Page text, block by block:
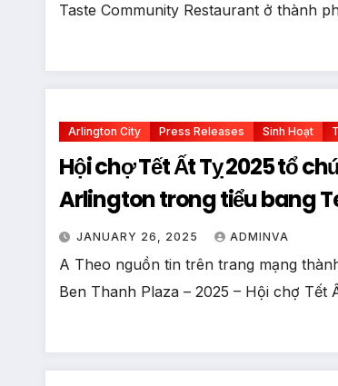
Taste Community Restaurant ở thành
Arlington City Press Releases Sinh Hoạt
Hội chợ Tết Ất Tỵ 2025 tổ chức
Arlington trong tiểu bang
JANUARY 26, 2025 ADMINVA
A Theo nguồn tin trên trang mạng
Ben Thanh Plaza – 2025 – Hội chợ Tết